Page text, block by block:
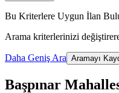
Bu Kriterlere Uygun İlan
Arama kriterlerinizi
Daha Geniş Ara Aramayı
Başpınar